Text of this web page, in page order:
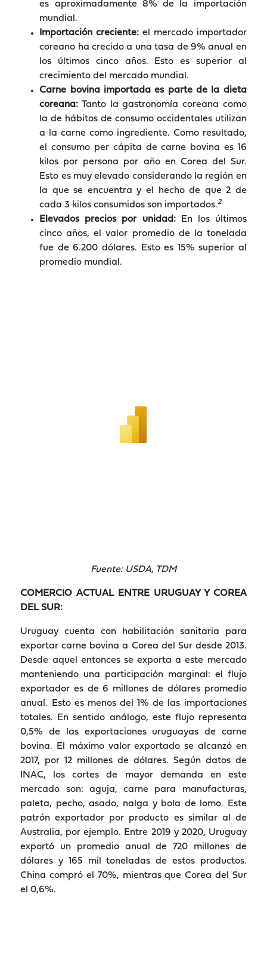
es aproximadamente 8% de la importación
mundial.
Importación creciente: el mercado importador
coreano ha crecido a una tasa de 9% anual en
los últimos cinco años. Esto es superior al
crecimiento del mercado mundial.
Carne bovina importada es parte de la dieta
coreana: Tanto la gastronomía coreana como
la de hábitos de consumo occidentales utilizan
a la carne como ingrediente. Como resultado,
el consumo per cápita de carne bovina es 16
kilos por persona por año en Corea del Sur.
Esto es muy elevado considerando la región en
la que se encuentra y el hecho de que 2 de
cada 3 kilos consumidos son importados.2
Elevados precios por unidad:En los últimos
cinco años, el valor promedio de la tonelada
fue de 6.200 dólares. Esto es 15% superior al
promedio mundial.
Fuente: USDA, TDM
COMERCIO ACTUAL ENTRE URUGUAY Y COREA
DEL SUR:
Uruguay cuenta con habilitación sanitaria para
exportar carne bovina a Corea del Sur desde 2013.
Desde aquel entonces se exporta a este mercado
manteniendo una participación marginal: el flujo
exportador es de 6 millones de dólares promedio
anual. Esto es menos del 1% de las importaciones
totales. En sentido análogo, este flujo representa
0,5% de las exportaciones uruguayas de carne
bovina. El máximo valor exportado se alcanzó en
2017, por 12 millones de dólares. Según datos de
INAC, los cortes de mayor demanda en este
mercado son: aguja, carne para manufacturas,
paleta, pecho, asado, nalga y bola de lomo. Este
patrón exportador por producto es similar al de
Australia, por ejemplo. Entre 2019 y 2020, Uruguay
exportó un promedio anual de 720 millones de
dólares y 165 mil toneladas de estos productos.
China compró el 70%, mientras que Corea del Sur
el 0,6%.